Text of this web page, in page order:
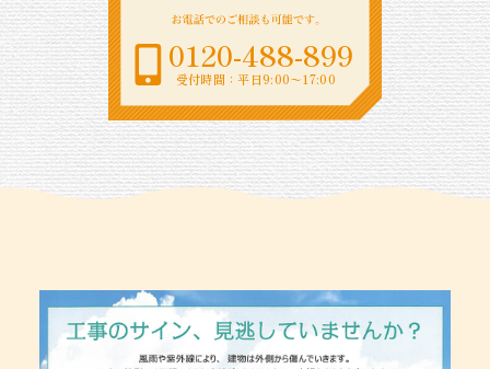
0120-488-899
受付時間：平日9:00〜17:00